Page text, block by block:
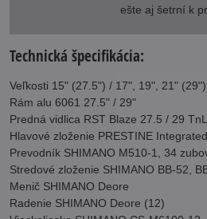
ešte aj šetrní k
Technická špecifikácia:
Veľkosti 15" (27.5") / 17", 19", 21" (29")
Rám alu 6061 27.5" / 29"
Predná vidlica RST Blaze 27.5 / 29
Hlavové zloženie PRESTINE
Prevodník SHIMANO M510-1, 34
Stredové zloženie SHIMANO BB-52,
Menič SHIMANO Deore
Radenie SHIMANO Deore (12)